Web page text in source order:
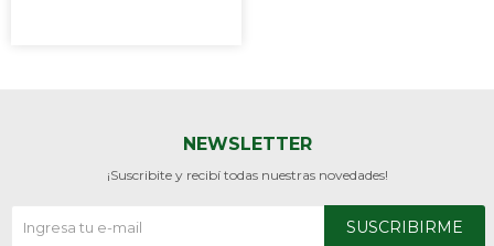
NEWSLETTER
¡Suscribite y recibí todas nuestras novedades!
SUSCRIBIRME